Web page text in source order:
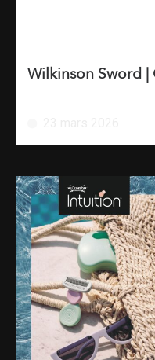
Wilkinson Sword